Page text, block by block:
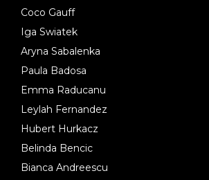
Coco Gauff
Iga Swiatek
Aryna Sabalenka
Paula Badosa
Emma Raducanu
Leylah Fernandez
Hubert Hurkacz
Belinda Bencic
Bianca Andreescu